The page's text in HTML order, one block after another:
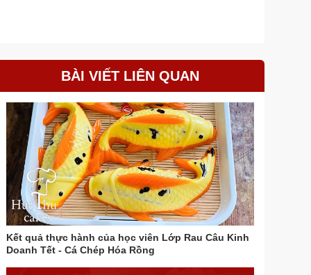
BÀI VIẾT LIÊN QUAN
Kết quả thực hành của học viên Lớp Rau Câu Kinh
Doanh Tết - Cá Chép Hóa Rồng